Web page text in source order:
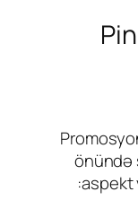
önündə
aspekt